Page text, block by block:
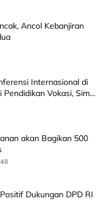
Ancol Kebanjiran
Internasional di
Vokasi, Simak
akan Bagikan 500
Dukungan DPD RI